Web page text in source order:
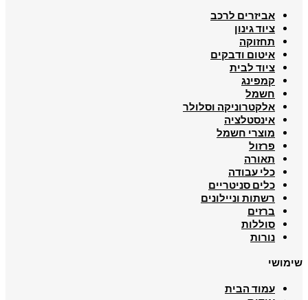
אביזרים לרכב
ציוד גינון
תחזוקה
איטום ודבקים
ציוד לבית
קמפינג
חשמל
אלקטרוניקה וסלולר
אינסטלציה
מוצרי חשמל
פרזול
תאורה
כלי עבודה
כלים סניטריים
רשתות וניילונים
ברזים
סוללות
נורות
שימושי
עמוד הבית